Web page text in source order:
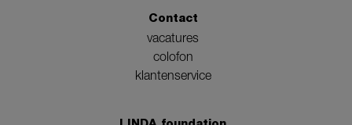
Contact
vacatures
colofon
klantenservice